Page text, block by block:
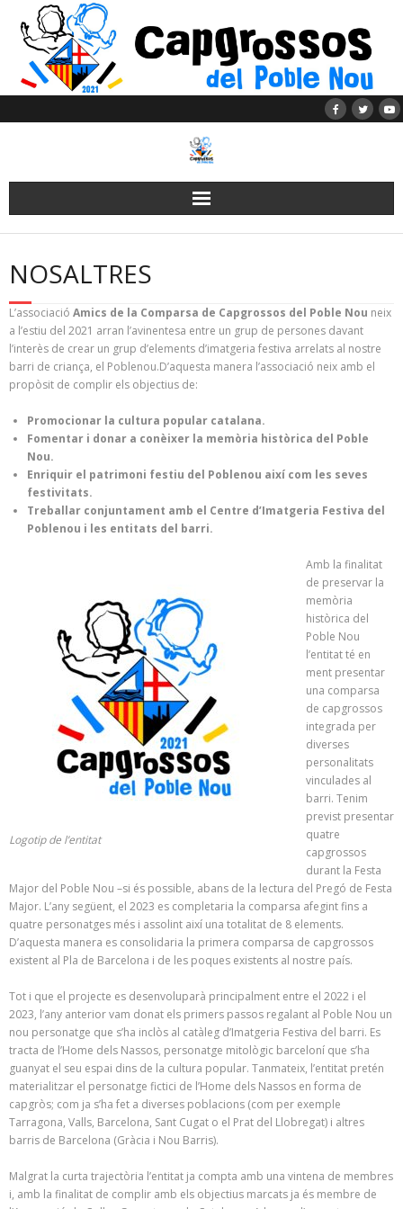
content
NOSALTRES
L’associació Amics de la Comparsa de Capgrossos del Poble Nou neix
a l’estiu del 2021 arran l’avinentesa entre un grup de persones davant
l’interès de crear un grup d’elements d’imatgeria festiva arrelats al nostre
barri de criança, el Poblenou.D’aquesta manera l’associació neix amb el
propòsit de complir els objectius de:
Promocionar la cultura popular catalana.
Fomentar i donar a conèixer la memòria històrica del Poble
Nou.
Enriquir el patrimoni festiu del Poblenou així com les seves
festivitats.
Treballar conjuntament amb el Centre d’Imatgeria Festiva del
Poblenou i les entitats del barri.
Logotip de l’entitat
Amb la finalitat
de preservar la
memòria
històrica del
Poble Nou
l’entitat té en
ment presentar
una comparsa
de capgrossos
integrada per
diverses
personalitats
vinculades al
barri. Tenim
previst presentar
quatre
capgrossos
durant la Festa
Major del Poble Nou –si és possible, abans de la lectura del Pregó de Festa
Major. L’any següent, el 2023 es completaria la comparsa afegint fins a
quatre personatges més i assolint així una totalitat de 8 elements.
D’aquesta manera es consolidaria la primera comparsa de capgrossos
existent al Pla de Barcelona i de les poques existents al nostre país.
Tot i que el projecte es desenvoluparà principalment entre el 2022 i el
2023, l’any anterior vam donat els primers passos regalant al Poble Nou un
nou personatge que s’ha inclòs al catàleg d’Imatgeria Festiva del barri. Es
tracta de l’Home dels Nassos, personatge mitològic barceloní que s’ha
guanyat el seu espai dins de la cultura popular. Tanmateix, l’entitat pretén
materialitzar el personatge fictici de l’Home dels Nassos en forma de
capgròs; com ja s’ha fet a diverses poblacions (com per exemple
Tarragona, Valls, Barcelona, Sant Cugat o el Prat del Llobregat) i altres
barris de Barcelona (Gràcia i Nou Barris).
Malgrat la curta trajectòria l’entitat ja compta amb una vintena de membres
i, amb la finalitat de complir amb els objectius marcats ja és membre de